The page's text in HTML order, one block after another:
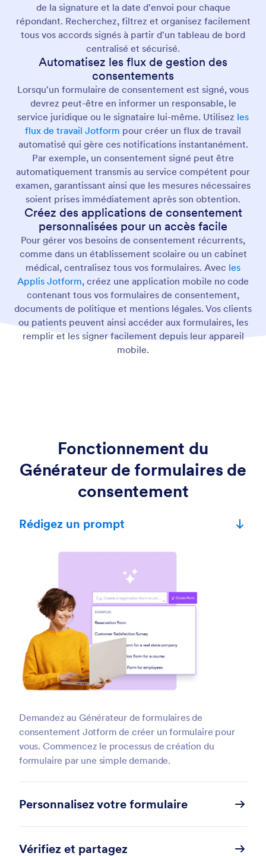
de la signature et la date d'envoi pour chaque
répondant. Recherchez, filtrez et organisez facilement
tous vos accords signés à partir d'un tableau de bord
centralisé et sécurisé.
Automatisez les flux de gestion des
consentements
Lorsqu'un formulaire de consentement est signé, vous
devrez peut-être en informer un responsable, le
service juridique ou le signataire lui-même. Utilisez les
flux de travail Jotform pour créer un flux de travail
automatisé qui gère ces notifications instantanément.
Par exemple, un consentement signé peut être
automatiquement transmis au service compétent pour
examen, garantissant ainsi que les mesures nécessaires
soient prises immédiatement après son obtention.
Créez des applications de consentement
personnalisées pour un accès facile
Pour gérer vos besoins de consentement récurrents,
comme dans un établissement scolaire ou un cabinet
médical, centralisez tous vos formulaires. Avec les
Applis Jotform, créez une application mobile no code
contenant tous vos formulaires de consentement,
documents de politique et mentions légales. Vos clients
ou patients peuvent ainsi accéder aux formulaires, les
remplir et les signer facilement depuis leur appareil
mobile.
Fonctionnement du
Générateur de formulaires de
consentement
Rédigez un prompt
Demandez au Générateur de formulaires de
consentement Jotform de créer un formulaire pour
vous. Commencez le processus de création du
formulaire par une simple demande.
Personnalisez votre formulaire
Vérifiez et partagez